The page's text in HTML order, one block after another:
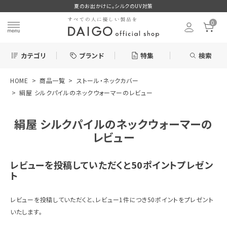
夏のお出かけに。シルクのUV対策
0
カテゴリ ブランド 特集 検索
search
ログイン お気に入り
カテゴリーから探す
HOME 商品一覧
ストール・ネックカバー
絹屋 シルクパイルのネックウォーマーのレビュー
絹屋 シルクパイルのネックウォーマーの
レビュー
レビューを投稿していただくと50ポイントプレゼン
ト
レビューを投稿していただくと、レビュー1件につき50ポイントをプレゼント
いたします。